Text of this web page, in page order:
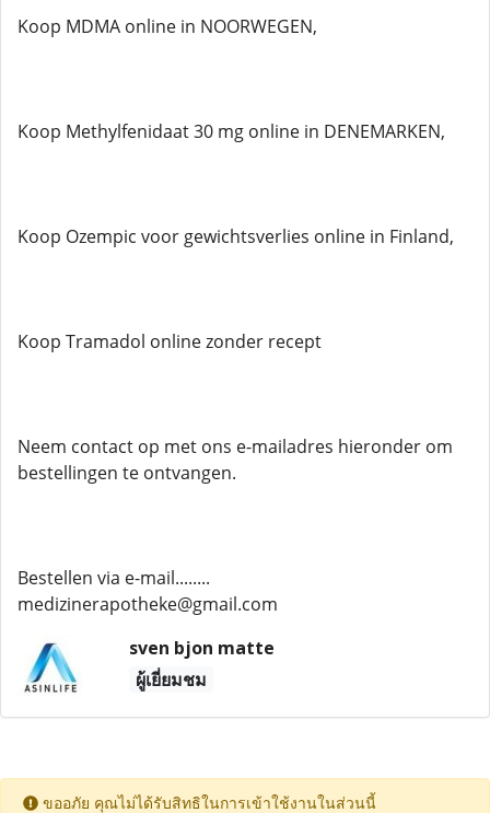
Koop MDMA online in NOORWEGEN,
Koop Methylfenidaat 30 mg online in DENEMARKEN,
Koop Ozempic voor gewichtsverlies online in Finland,
Koop Tramadol online zonder recept
Neem contact op met ons e-mailadres hieronder om
bestellingen te ontvangen.
Bestellen via e-mail........
medizinerapotheke@gmail.com
sven bjon matte
ผู้เยี่ยมชม
ขออภัย คุณไม่ได้รับสิทธิในการเข้าใช้งานในส่วนนี้